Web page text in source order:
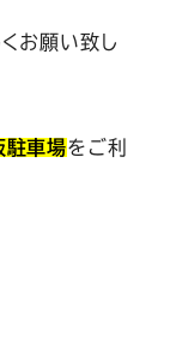
お願い致し
駐車場をご利